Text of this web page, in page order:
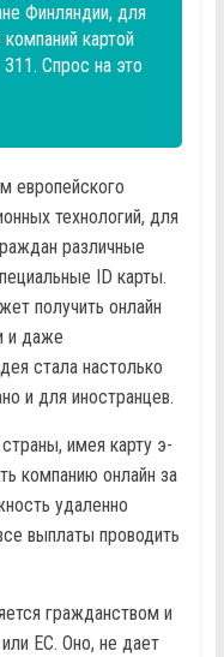
Финляндии, для
картой
Спрос на это
европейского
технологий, для
различные
ID карты.
получить онлайн
и даже
стала настолько
и для иностранцев.
имея карту э-
компанию онлайн за
удаленно
выплаты проводить
гражданством и
ЕС. Оно, не дает